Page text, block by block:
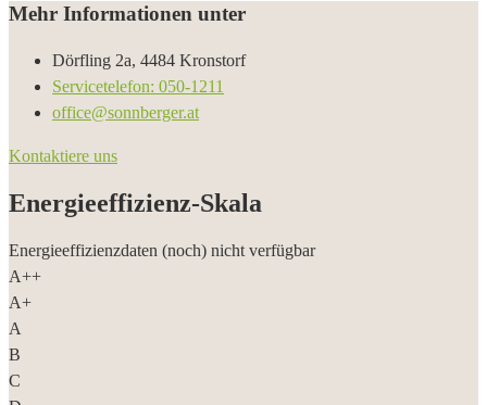
Mehr Informationen unter
Dörfling 2a, 4484 Kronstorf
Servicetelefon: 050-1211
office@sonnberger.at
Kontaktiere uns
Energieeffizienz-Skala
Energieeffizienzdaten (noch) nicht verfügbar
A++
A+
A
B
C